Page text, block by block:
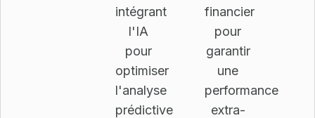
intégrant
l'IA
pour
optimiser
l'analyse
prédictive
financier
pour
garantir
une
performance
extra-